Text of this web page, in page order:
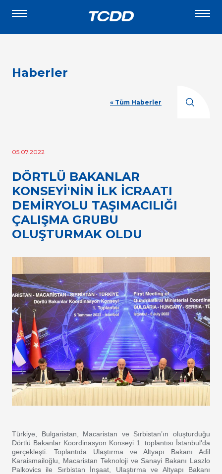
Haberler
« Tüm Haberler
05.07.2022
DÖRTLÜ BAKANLAR
KONSEYİ'NİN İLK İCRAATI
DEMİRYOLU TAŞIMACILIĞI
ÇALIŞMA GRUBU
OLUŞTURMAK OLDU
Türkiye, Bulgaristan, Macaristan ve Sırbistan’ın oluşturduğu
Dörtlü Bakanlar Koordinasyon Konseyi 1. toplantısı İstanbul'da
gerçekleşti. Toplantıda Ulaştırma ve Altyapı Bakanı Adil
Karaismailoğlu, Macaristan Teknoloji ve Sanayi Bakanı Laszlo
Palkovics ile Sırbistan İnşaat, Ulaştırma ve Altyapı Bakanı